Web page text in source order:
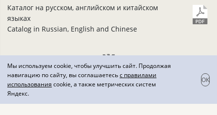
Каталог на русском, английском и китайском
языках
Catalog in Russian, English and Chinese
Мы используем cookie, чтобы улучшить сайт. Продолжая
навигацию по сайту, вы соглашаетесьс правилами
использования cookie, а также метрических систем
Яндекс.
OK